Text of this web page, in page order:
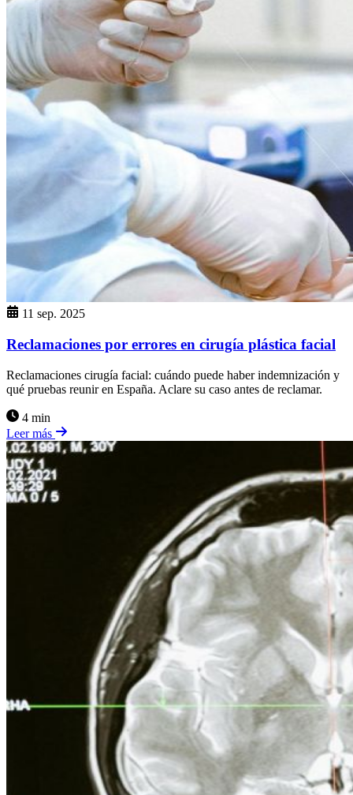
11 sep. 2025
Reclamaciones por errores en cirugía plástica facial
Reclamaciones cirugía facial: cuándo puede haber indemnización y
qué pruebas reunir en España. Aclare su caso antes de reclamar.
4 min
Leer más